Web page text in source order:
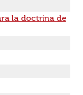
la doctrina de